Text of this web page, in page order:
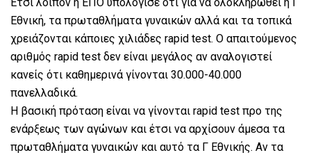
Εθνική, τα πρωταθλήματα γυναικών αλλά και τα τοπικά
χρειάζονται κάποιες χιλιάδες rapid test. Ο απαιτούμενος
αριθμός rapid test δεν είναι μεγάλος αν αναλογιστεί
κανείς ότι καθημερινά γίνονται 30.000-40.000
πανελλαδικά.
Η βασική πρόταση είναι να γίνονται rapid test προ της
ενάρξεως των αγώνων και έτσι να αρχίσουν άμεσα τα
πρωταθλήματα γυναικών και αυτό τα Γ Εθνικής. Αν τα